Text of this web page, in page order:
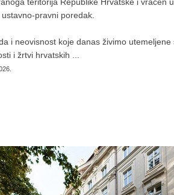
teritorija Republike Hrvatske i vraćen u
ustavno-pravni poredak.
i neovisnost koje danas živimo utemeljene
i žrtvi hrvatskih ...